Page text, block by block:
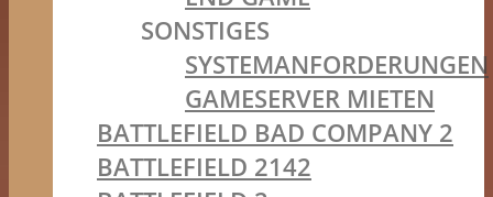
SONSTIGES
SYSTEMANFORDERUNGEN
GAMESERVER MIETEN
BATTLEFIELD BAD COMPANY 2
BATTLEFIELD 2142